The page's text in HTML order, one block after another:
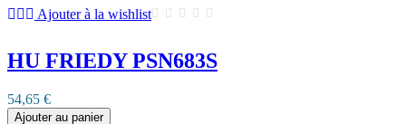
Ajouter à la wishlist
HU FRIEDY PSN683S
54,65 €
Ajouter au panier